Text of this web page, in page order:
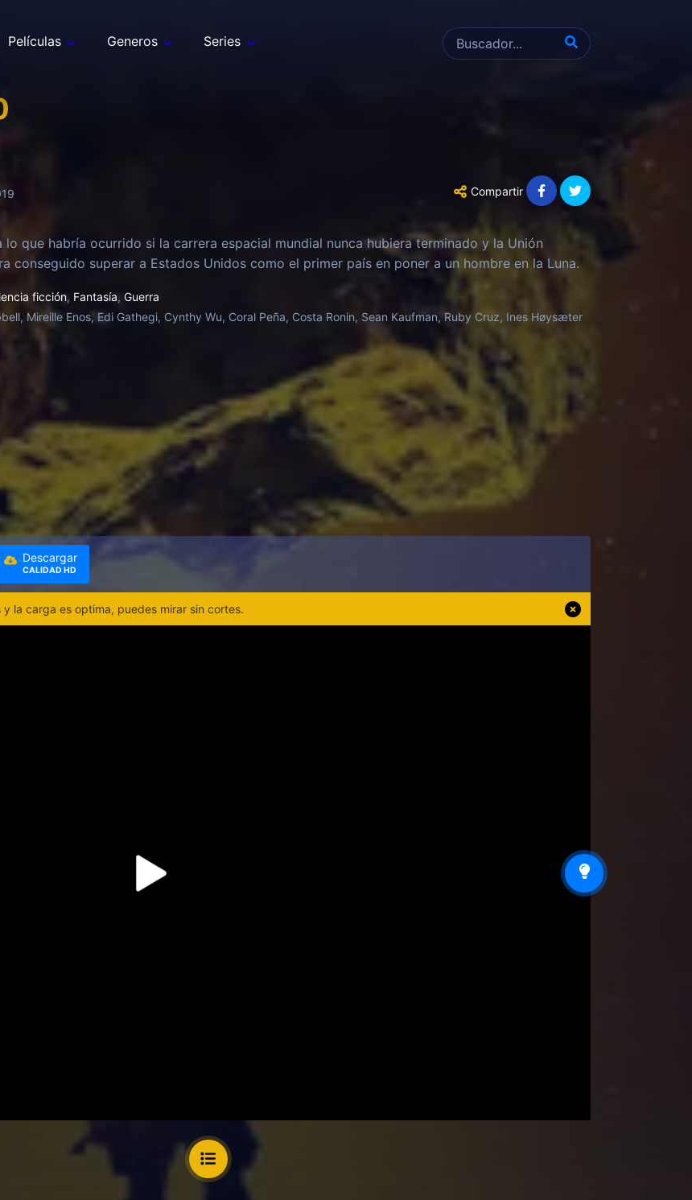
Películas Generos Series
Compartir
lo que habría ocurrido si la carrera espacial mundial nunca hubiera terminado y la Unión
conseguido superar a Estados Unidos como el primer país en poner a un hombre en la Luna.
ficción, Fantasía, Guerra
Mireille Enos, Edi Gathegi, Cynthy Wu, Coral Peña, Costa Ronin, Sean Kaufman, Ruby Cruz, Ines Høysæter
Descargar
CALIDAD HD
la carga es optima, puedes mirar sin cortes.